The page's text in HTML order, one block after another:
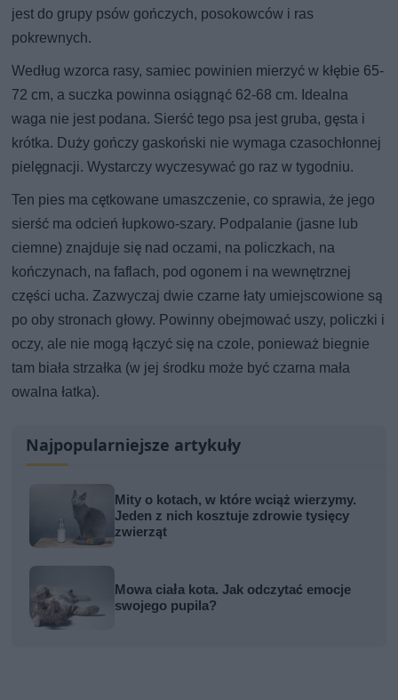
jest do grupy psów gończych, posokowców i ras
pokrewnych.
Według wzorca rasy, samiec powinien mierzyć w kłębie 65-
72 cm, a suczka powinna osiągnąć 62-68 cm. Idealna
waga nie jest podana. Sierść tego psa jest gruba, gęsta i
krótka. Duży gończy gaskoński nie wymaga czasochłonnej
pielęgnacji. Wystarczy wyczesywać go raz w tygodniu.
Ten pies ma cętkowane umaszczenie, co sprawia, że jego
sierść ma odcień łupkowo-szary. Podpalanie (jasne lub
ciemne) znajduje się nad oczami, na policzkach, na
kończynach, na faflach, pod ogonem i na wewnętrznej
części ucha. Zazwyczaj dwie czarne łaty umiejscowione są
po oby stronach głowy. Powinny obejmować uszy, policzki i
oczy, ale nie mogą łączyć się na czole, ponieważ biegnie
tam biała strzałka (w jej środku może być czarna mała
owalna łatka).
Najpopularniejsze artykuły
Mity o kotach, w które wciąż wierzymy.
Jeden z nich kosztuje zdrowie tysięcy
zwierząt
Mowa ciała kota. Jak odczytać emocje
swojego pupila?